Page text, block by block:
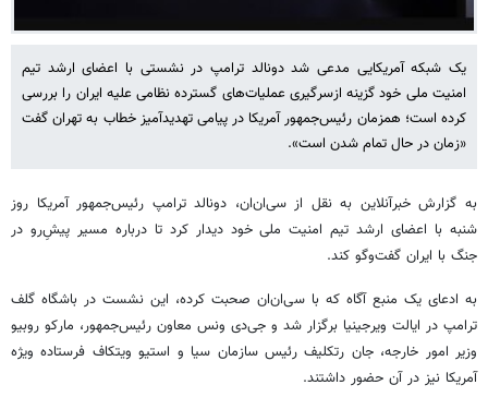
یک شبکه آمریکایی مدعی شد دونالد ترامپ در نشستی با اعضای ارشد تیم
امنیت ملی خود گزینه ازسرگیری عملیات‌های گسترده نظامی علیه ایران را بررسی
کرده است؛ همزمان رئیس‌جمهور آمریکا در پیامی تهدیدآمیز خطاب به تهران گفت
«زمان در حال تمام شدن است».
به گزارش خبرآنلاین به نقل از سی‌ان‌ان، دونالد ترامپ رئیس‌جمهور آمریکا روز
شنبه با اعضای ارشد تیم امنیت ملی خود دیدار کرد تا درباره مسیر پیشِ‌رو در
جنگ با ایران گفت‌وگو کند.
به ادعای یک منبع آگاه که با سی‌ان‌ان صحبت کرده، این نشست در باشگاه گلف
ترامپ در ایالت ویرجینیا برگزار شد و جی‌دی ونس معاون رئیس‌جمهور، مارکو روبیو
وزیر امور خارجه، جان رتکلیف رئیس سازمان سیا و استیو ویتکاف فرستاده ویژه
آمریکا نیز در آن حضور داشتند.